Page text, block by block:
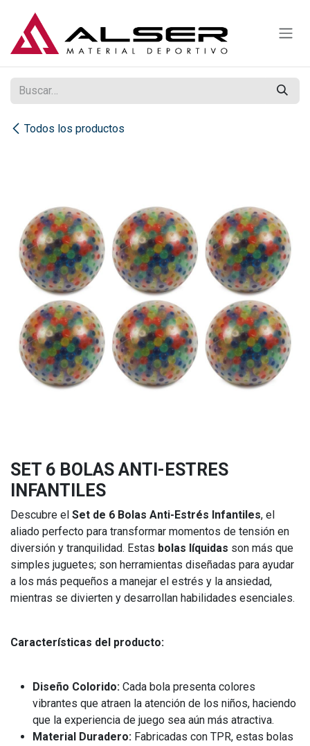
Todos los productos
SET 6 BOLAS ANTI-ESTRES
INFANTILES
Descubre el Set de 6 Bolas Anti-Estrés Infantiles, el
aliado perfecto para transformar momentos de tensión en
diversión y tranquilidad. Estas bolas líquidas son más que
simples juguetes; son herramientas diseñadas para ayudar
a los más pequeños a manejar el estrés y la ansiedad,
mientras se divierten y desarrollan habilidades esenciales.
Características del producto:
Diseño Colorido: Cada bola presenta colores
vibrantes que atraen la atención de los niños, haciendo
que la experiencia de juego sea aún más atractiva.
Material Duradero: Fabricadas con TPR, estas bolas